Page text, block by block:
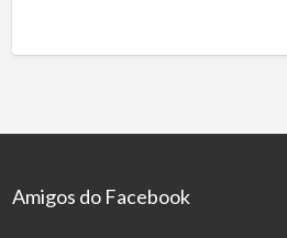
Amigos do Facebook